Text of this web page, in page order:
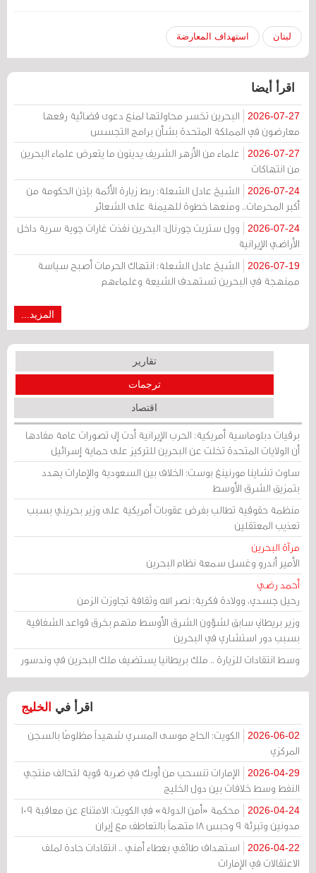
لبنان استهداف المعارضة
اقرأ أيضا
2026-07-27
البحرين تخسر محاولتها لمنع دعوى قضائية رفعها
معارضون في المملكة المتحدة بشأن برامج التجسس
2026-07-27
علماء من الأزهر الشريف يدينون ما يتعرض علماء البحرين
من انتهاكات
2026-07-24
الشيخ عادل الشعلة: ربط زيارة الأئمة بإذن الحكومة من
أكبر المحرمات.. ومنعها خطوة للهيمنة على الشعائر
2026-07-24
وول ستريت جورنال: البحرين نفذت غارات جوية سرية داخل
الأراضي الإيرانية
2026-07-19
الشيخ عادل الشعلة: انتهاك الحرمات أصبح سياسة
ممنهجة في البحرين تستهدف الشيعة وعلماءهم
المزيد...
تقارير
ترجمات
اقتصاد
برقيات دبلوماسية أمريكية: الحرب الإيرانية أدت إلى تصورات عامة مفادها
أن الولايات المتحدة تخلت عن البحرين للتركيز على حماية إسرائيل
ساوث تشاينا مورنينغ بوست: الخلاف بين السعودية والإمارات يهدد
بتمزيق الشرق الأوسط
منظمة حقوقية تطالب بفرض عقوبات أمريكية على وزير بحريني بسبب
تعذيب المعتقلين
مرآة البحرين
الأمير أندرو وغسل سمعة نظام البحرين
أحمد رضي
رحيل جسدي، وولادة فكرية: نصر الله وثقافة تجاوزت الزمن
وزير بريطاني سابق لشؤون الشرق الأوسط متهم بخرق قواعد الشفافية
بسبب دور استشاري في البحرين
وسط انتقادات للزيارة .. ملك بريطانيا يستضيف ملك البحرين في وندسور
اقرأ في الخليج
2026-06-02
الكويت: الحاج موسى المسري شهيداً مظلومًا بالسجن
المركزي
2026-04-29
الإمارات تنسحب من أوبك في ضربة قوية لتحالف منتجي
النفط وسط خلافات بين دول الخليج
2026-04-24
محكمة «أمن الدولة» في الكويت: الامتناع عن معاقبة 109
مدونين وتبرئة 9 وحبس 18 متهماً بالتعاطف مع إيران
2026-04-22
استهداف طائفي بغطاء أمني .. انتقادات حادة لملف
الاعتقالات في الإمارات